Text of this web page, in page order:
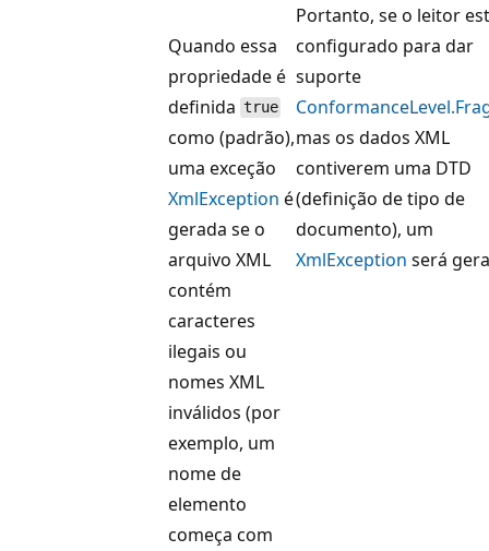
Quando essa
propriedade é
definida true
como (padrão),
uma exceção
XmlException é
gerada se o
arquivo XML
contém
caracteres
ilegais ou
nomes XML
inválidos (por
exemplo, um
nome de
elemento
começa com
Portanto, se o leitor
configurado para dar
suporte
mas os dados XML
contiverem uma DTD
(definição de tipo de
documento), um
XmlException será